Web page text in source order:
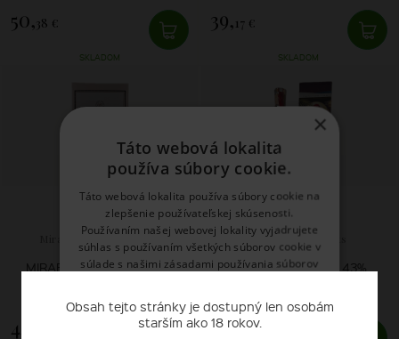
50, 38 €
SKLADOM
39, 17 €
SKLADOM
Mirabeau en Provence
MIRABEAU ROSÉ GIN GB
44,
Mr.Daiquiri spirits
THE LOVERS RUM 43%
39,03 €
Obsah tejto stránky je dostupný len osobám
starším ako 18 rokov.
×
Táto webová lokalita
používa súbory cookie.
Táto webová lokalita používa súbory cookie na
zlepšenie používateľskej skúsenosti.
Používaním našej webovej lokality vyjadrujete
súhlas s používaním všetkých súborov cookie v
súlade s našimi zásadami používania súborov
NEVYHNUTNE POTREBNÉ